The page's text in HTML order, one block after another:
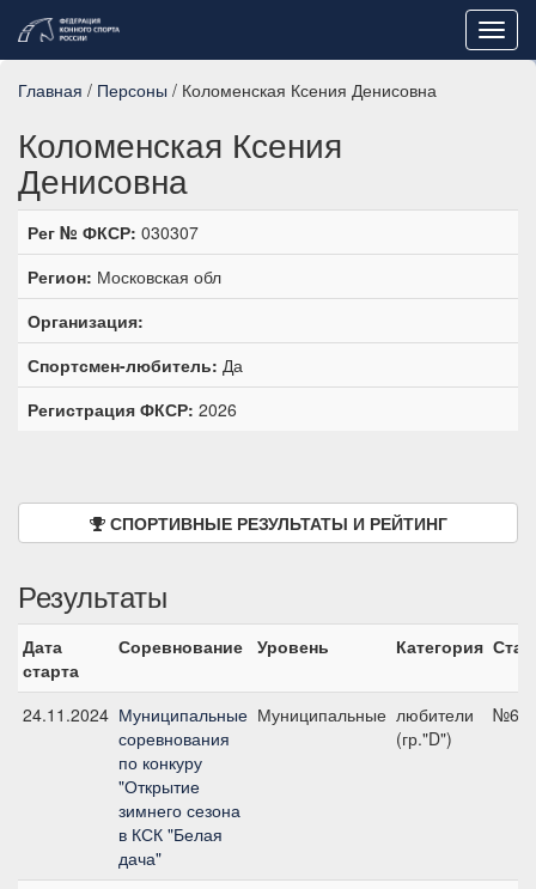
Главная / Персоны / Коломенская Ксения Денисовна
Коломенская Ксения
Денисовна
Рег № ФКСР: 030307
Регион: Московская обл
Организация:
Спортсмен-любитель: Да
Регистрация ФКСР: 2026
СПОРТИВНЫЕ РЕЗУЛЬТАТЫ И РЕЙТИНГ
Результаты
Дата
старта
Соревнование Уровень Категория
24.11.2024 Муниципальные
соревнования
по конкуру
"Открытие
зимнего сезона
в КСК "Белая
дача"
Муниципальные любители
(гр."D")
№6,